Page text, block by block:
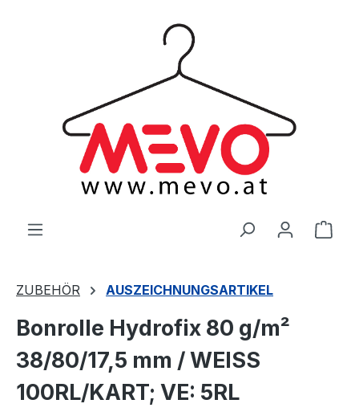
ZUBEHÖR AUSZEICHNUNGSARTIKEL
Bonrolle Hydrofix 80 g/m²
38/80/17,5 mm / WEISS
100RL/KART; VE: 5RL